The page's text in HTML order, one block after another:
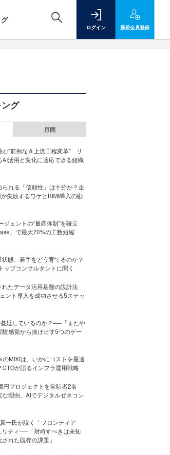
ログイン 新規会員登録
グ
月間
“前例なき上流工程変革” リ
AI活用と変化に適応できる組織
られる「信頼性」は十分か？企
失敗するワケとBIMI導入の勘
ジェントの“量産体制”を確立
」で最大70%の工数短縮
態、若手をどう育てるのか？
ップコンサルタントに聞く
たデータ活用基盤の設計法
ント導入を成功させる5ステッ
蔓延しているのか？──「またや
験感覚から抜け出す5つのゲー
のMIXIは、いかにコストを最適
CTOが語るインフラ運用戦略
円プロジェクトを常駐者2名
理由、AIでデジタルゼネコン
一氏が説く「フロンティア
リティ──「対峙すべきは未知
れた既存の課題」